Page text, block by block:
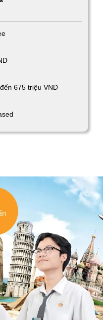
675 triệu VND